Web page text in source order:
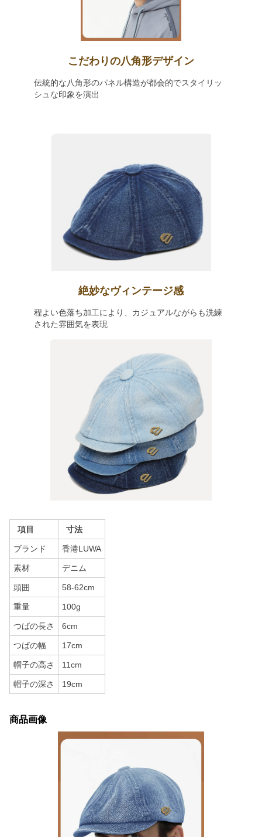
こだわりの八角形デザイン
伝統的な八角形のパネル構造が都会的でスタイリッ
シュな印象を演出
絶妙なヴィンテージ感
程よい色落ち加工により、カジュアルながらも洗練
された雰囲気を表現
項目 寸法
ブランド 香港LUWA
素材 デニム
頭囲 58-62cm
重量 100g
つばの長さ 6cm
つばの幅 17cm
帽子の高さ 11cm
帽子の深さ 19cm
商品画像